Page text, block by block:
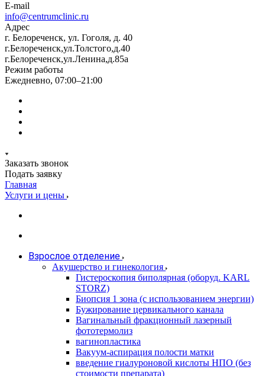
E-mail
info@centrumclinic.ru
Адрес
г. Белореченск, ул. Гоголя, д. 40
г.Белореченск,ул.Толстого,д.40
г.Белореченск,ул.Ленина,д.85а
Режим работы
Ежедневно, 07:00–21:00
Заказать звонок
Подать заявку
Главная
Услуги и цены
Взрослое отделение
Акушерство и гинекология
Гистероскопия биполярная (оборуд. KARL
STORZ)
Биопсия 1 зона (с использованием энергии)
Бужирование цервикального канала
Вагинальный фракционный лазерный
фототермолиз
вагинопластика
Вакуум-аспирация полости матки
введение гиалуроновой кислоты НПО (без
стоимости препарата)